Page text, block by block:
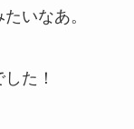
いなあ。
た！